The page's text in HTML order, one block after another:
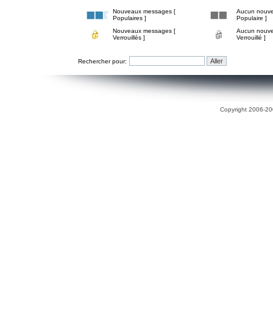
Nouveaux messages [
Populaires ]
Aucun
Populaire ]
Nouveaux messages [
Verrouillés ]
Aucun
Verrouillé ]
Rechercher pour:
Copyright 2006-